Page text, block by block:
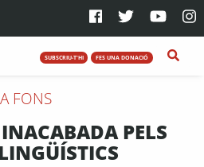
SUBSCRIU-T'HI FES UNA DONACIÓ
A FONS
PELS